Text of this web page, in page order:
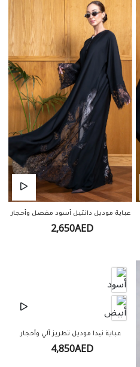
عباية موديل دانتيل أسود مفصل وأحجار
2,650AED
عباية نیدا موديل تطريز آلي وأحجار
4,850AED